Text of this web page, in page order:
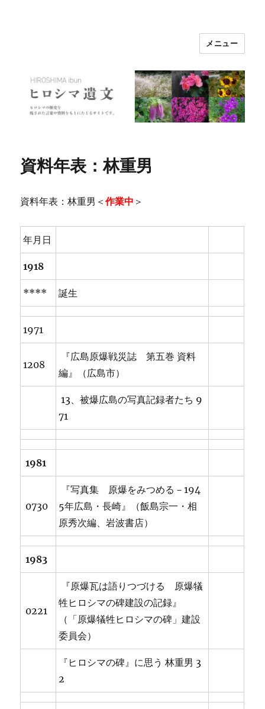
メニュー
資料年表：林重男
資料年表：林重男＜作業中 ＞
年月日
1918
**** 誕生
1971
1208
『広島原爆戦災誌 第五巻 資料
編』（広島市）
13、被爆広島の写真記録者たち 9
71
1981
0730
『写真集 原爆をみつめる－194
5年広島・長崎』（飯島宗一・相
原秀次編、岩波書店）
1983
0221
『原爆瓦は語りつづける 原爆犠
牲ヒロシマの碑建設の記録』
（「原爆犠牲ヒロシマの碑」建設
委員会）
『ヒロシマの碑』に思う 林重男 3
2